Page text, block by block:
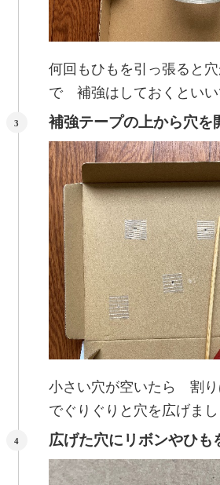
何回もひもを引っ張ると
で 補強はしておくといい
補強テープの上から穴を
小さい穴が空いたら 割り
でぐりぐりと穴を広げまし
広げた穴にリボンやひも